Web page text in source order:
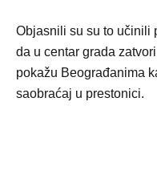
Objasnili su su to učinili
da u centar grada
pokažu Beograđanima
saobraćaj u prestonici.